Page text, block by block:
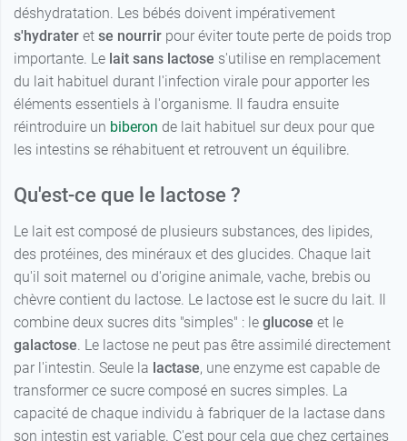
déshydratation. Les bébés doivent impérativement
s'hydrater et se nourrir pour éviter toute perte de poids trop
importante. Le lait sans lactose s'utilise en remplacement
du lait habituel durant l'infection virale pour apporter les
éléments essentiels à l'organisme. Il faudra ensuite
réintroduire un biberon de lait habituel sur deux pour que
les intestins se réhabituent et retrouvent un équilibre.
Qu'est-ce que le lactose ?
Le lait est composé de plusieurs substances, des lipides,
des protéines, des minéraux et des glucides. Chaque lait
qu'il soit maternel ou d'origine animale, vache, brebis ou
chèvre contient du lactose. Le lactose est le sucre du lait. Il
combine deux sucres dits "simples" : le glucose et le
galactose . Le lactose ne peut pas être assimilé directement
par l'intestin. Seule la lactase, une enzyme est capable de
transformer ce sucre composé en sucres simples. La
capacité de chaque individu à fabriquer de la lactase dans
son intestin est variable. C'est pour cela que chez certaines